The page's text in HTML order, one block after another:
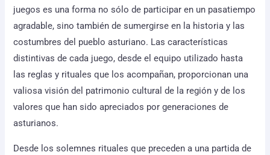
juegos es una forma no sólo de participar en un pasatiempo
agradable, sino también de sumergirse en la historia y las
costumbres del pueblo asturiano. Las características
distintivas de cada juego, desde el equipo utilizado hasta
las reglas y rituales que los acompañan, proporcionan una
valiosa visión del patrimonio cultural de la región y de los
valores que han sido apreciados por generaciones de
asturianos.
Desde los solemnes rituales que preceden a una partida de